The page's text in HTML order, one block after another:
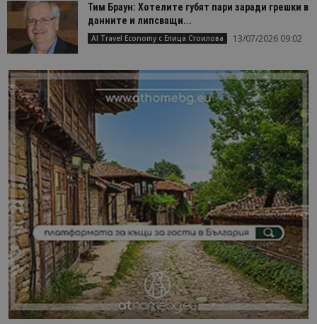
Тим Браун: Хотелите губят пари заради грешки в
данните и липсващи...
AI Travel Economy с Елица Стоилова 13/07/2026 09:02